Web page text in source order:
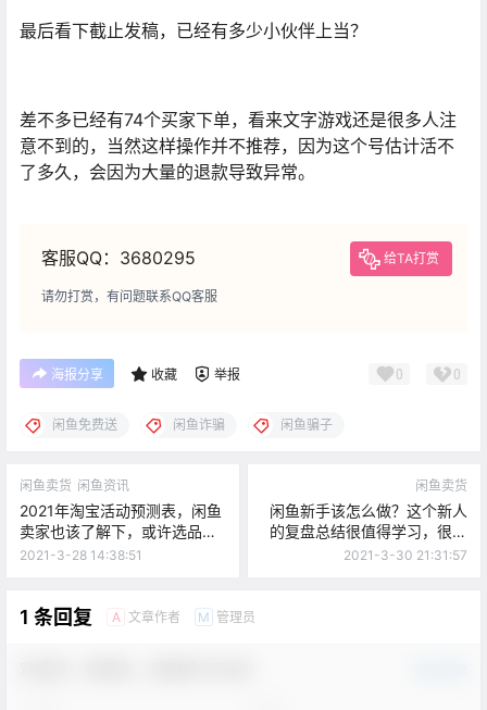
最后看下截止发稿，已经有多少小伙伴上当？
差不多已经有74个买家下单，看来文字游戏还是很多人注
意不到的，当然这样操作并不推荐，因为这个号估计活不
了多久，会因为大量的退款导致异常。
客服QQ：3680295 给TA打赏
请勿打赏，有问题联系QQ客服
海报分享 收藏 举报 0 0
闲鱼免费送 闲鱼诈骗 闲鱼骗子
闲鱼卖货 闲鱼资讯
2021年淘宝活动预测表，闲鱼
卖家也该了解下，或许选品问
题就解决了！
2021-3-28 14:38:51
闲鱼卖货
闲鱼新手该怎么做？这个新人
的复盘总结很值得学习，很真
实！
2021-3-30 21:31:57
1 条回复 A 文章作者 M 管理员